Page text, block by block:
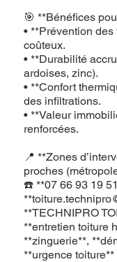
🎯 **Bénéfices
• **Prévention
coûteux.
• **Durabilité
ardoises, zinc).
• **Confort
des infiltrations.
• **Valeur
renforcées.
📍 **Zones
proches
☎️ **07 66 93 19
**
**TECHNIPRO
**entretien toiture
**zinguerie**,
**urgence